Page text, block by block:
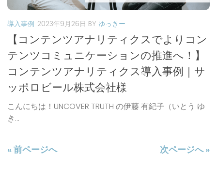
導入事例 2023年9月26日 BY ゆっきー
【コンテンツアナリティクスでよりコン
テンツコミュニケーションの推進へ！】
コンテンツアナリティクス導入事例｜サ
ッポロビール株式会社様
こんにちは！UNCOVER TRUTH の伊藤 有紀子（いとう ゆ
き...
« 前ページへ 次ページへ »